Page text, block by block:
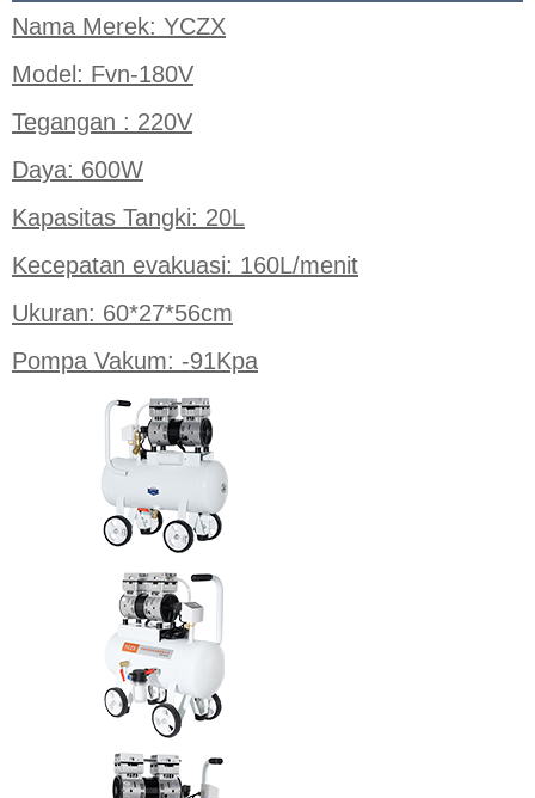
Nama Merek: YCZX
Model: Fvn-180V
Tegangan : 220V
Daya: 600W
Kapasitas Tangki: 20L
Kecepatan evakuasi: 160L/menit
Ukuran: 60*27*56cm
Pompa Vakum: -91Kpa